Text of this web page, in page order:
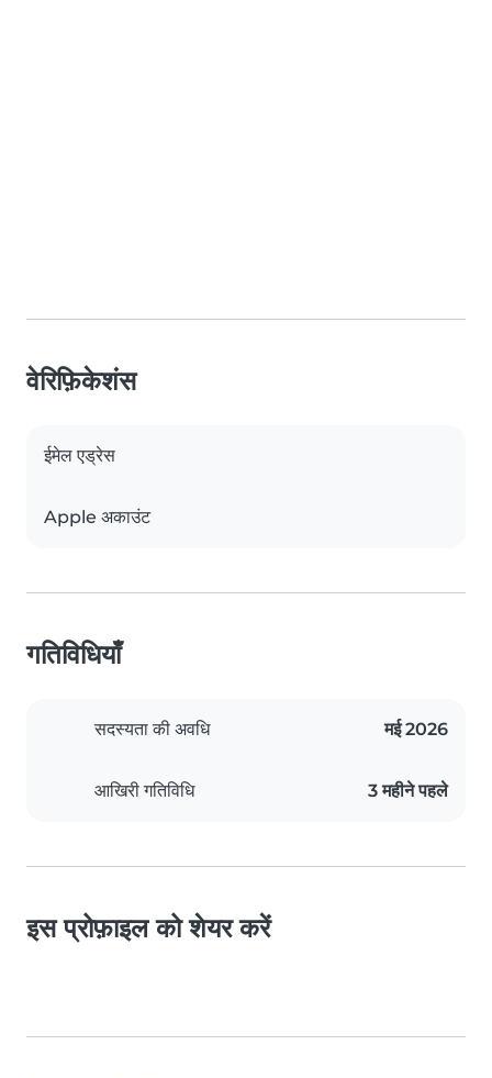
वेरिफ़िकेशंस
ईमेल एड्रेस
Apple अकाउंट
गतिविधियाँ
सदस्यता की अवधि मई 2026
आखिरी गतिविधि 3 महीने पहले
इस प्रोफ़ाइल को शेयर करें